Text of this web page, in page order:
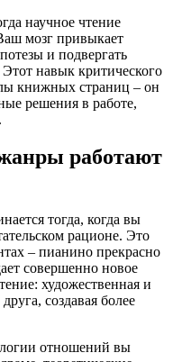
научное чтение
мозг привыкает
и подвергать
навык критического
книжных страниц – он
решения в работе,
работают
тогда, когда вы
рационе. Это
– пианино прекрасно
совершенно новое
художественная и
создавая более
отношений вы